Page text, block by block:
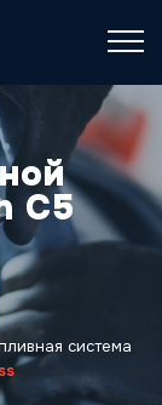
C5
система